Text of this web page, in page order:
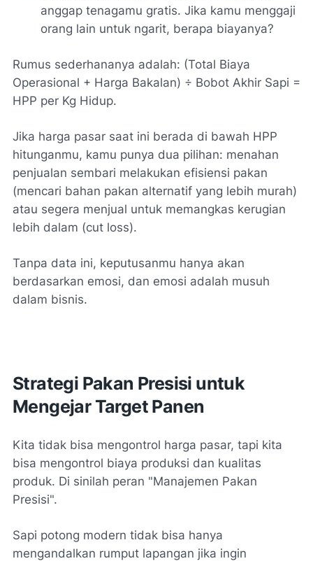
anggap tenagamu gratis. Jika kamu menggaji
orang lain untuk ngarit, berapa biayanya?
Rumus sederhananya adalah: (Total Biaya
Operasional + Harga Bakalan) ÷ Bobot Akhir Sapi =
HPP per Kg Hidup.
Jika harga pasar saat ini berada di bawah HPP
hitunganmu, kamu punya dua pilihan: menahan
penjualan sembari melakukan efisiensi pakan
(mencari bahan pakan alternatif yang lebih murah)
atau segera menjual untuk memangkas kerugian
lebih dalam (cut loss).
Tanpa data ini, keputusanmu hanya akan
berdasarkan emosi, dan emosi adalah musuh
dalam bisnis.
Strategi Pakan Presisi untuk
Mengejar Target Panen
Kita tidak bisa mengontrol harga pasar, tapi kita
bisa mengontrol biaya produksi dan kualitas
produk. Di sinilah peran "Manajemen Pakan
Presisi".
Sapi potong modern tidak bisa hanya
mengandalkan rumput lapangan jika ingin